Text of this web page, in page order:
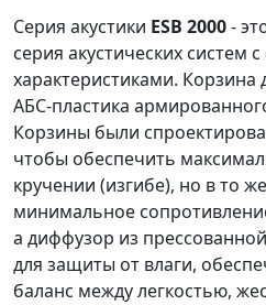
Серия акустики ESB 2000-
серия акустических систем
характеристиками.
АБС-пластика
Корзины были
чтобы обеспечить
кручении (изгибе), но в то
минимальное
а диффузор из
для защиты от влаги,
баланс между легкостью,